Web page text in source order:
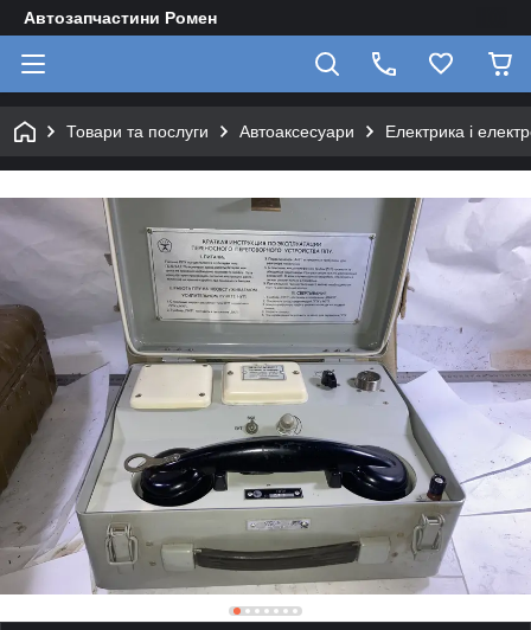
Автозапчастини Ромен
Товари та послуги Автоаксесуари Електрика і